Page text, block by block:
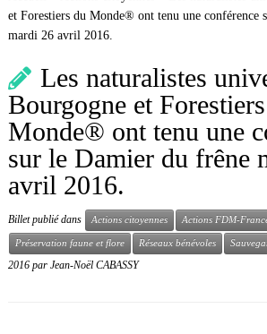
et Forestiers du Monde® ont tenu une conférence
mardi 26 avril 2016.
Les naturalistes
Bourgogne et
Monde® ont tenu une
sur le Damier du frêne
avril 2016.
Billet publié dans Actions citoyennes Actions FDM-
Préservation faune et flore Réseaux bénévoles
2016 par Jean-Noël CABASSY